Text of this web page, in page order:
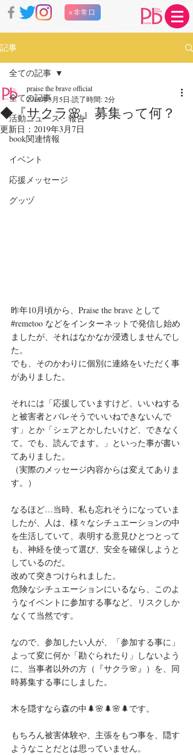
×非常口
記事
全ての記事
活動ニュース・報告
book関連情報
イベント
応援メッセージ
グッヅ
全ての記事
◆『サクラ🌸』募集って何？
praise the brave official
2019年3月5日 読了時間: 2分
更新日： 2019年3月7日
昨年10月頃から、Praise the brave として
#remetoo などをインターネットで発信し始め
ましたが、それはなかなか浸透しませんでし
た。
でも、そのかわりに個別に連絡をいただく事
がありました。
それには「応援していますけど、いいねする
と被害者とバレそうでいいねできないんで
す」とか「シェアとかしたいけど、できなく
て。でも、読んでます。」といった事が書い
てありました。
（実際のメッセージ内容からは変えてありま
す。）
なるほど…当時、私も忘れそうになっていま
したが、人は、様々なシチュエーションの中
を生活していて、表明する意見ひとつとって
も、神経を使って選び、安全を確保しようと
しているのだ。
改めて突きつけられました。
危険なシチュエーションにいるなら、このよ
うなイベントに参加する事など、リスクしか
なくて当然です。
なので、参加したい人が、「参加する事に」
よって変に何か「勘ぐられたり」しないよう
に、当事者以外の方（『サクラ🌸』）を、同
時募集する事にしました。
木を隠すなら森の中🌲🌸🌲🌸🌲です。
もちろん被害体験や、主張をもつ事を、隠す
ようなことだとは思っていません。